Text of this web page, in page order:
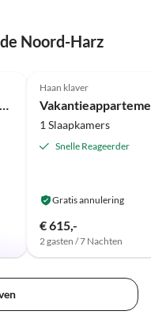
Quedlinburg.
Noord-Harz
Vakantieappartement 2 in een Jugendstil villa
rondleiding
Haan klaver
1 Slaapkamers
Snelle Reageerder
Gratis annulering
€ 615,-
2 gasten / 7 Nachten